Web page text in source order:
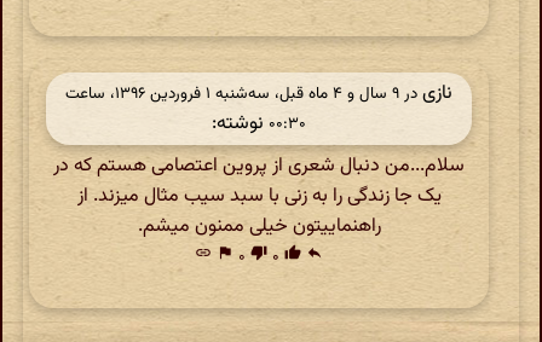
نازی
در ‫۹ سال و ۴ ماه قبل، سه‌شنبه ۱ فروردین ۱۳۹۶، ساعت
۰۰:۳۰ نوشته:
سلام...من دنبال شعری از پروین اعتصامی هستم که در
یک جا زندگی را به زنی با سبد سیب مثال میزند. از
راهنماییتون خیلی ممنون میشم.
reply
thumb_up ۰ thumb_down ۰ flag
link